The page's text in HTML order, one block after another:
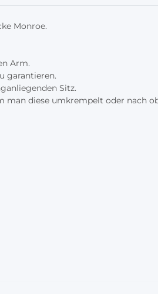
Monroe.
Arm.
garantieren.
Sitz.
diese umkrempelt oder nach